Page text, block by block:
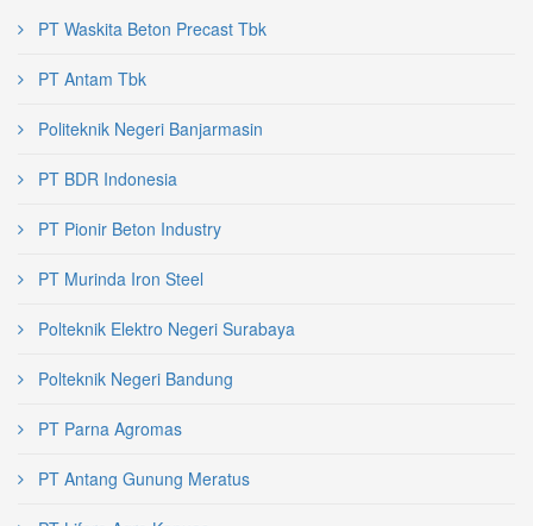
PT Waskita Beton Precast Tbk
PT Antam Tbk
Politeknik Negeri Banjarmasin
PT BDR Indonesia
PT Pionir Beton Industry
PT Murinda Iron Steel
Polteknik Elektro Negeri Surabaya
Polteknik Negeri Bandung
PT Parna Agromas
PT Antang Gunung Meratus